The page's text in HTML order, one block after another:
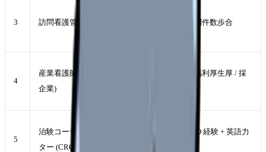
3 訪問看護管理者 役職 + 訪問件数歩合
4
産業看護師 (大手
企業)
土日休 + 福利厚生厚 / 採
5
治験コーディネー
ター (CRC)
製薬 / SMO 経験 + 英語力